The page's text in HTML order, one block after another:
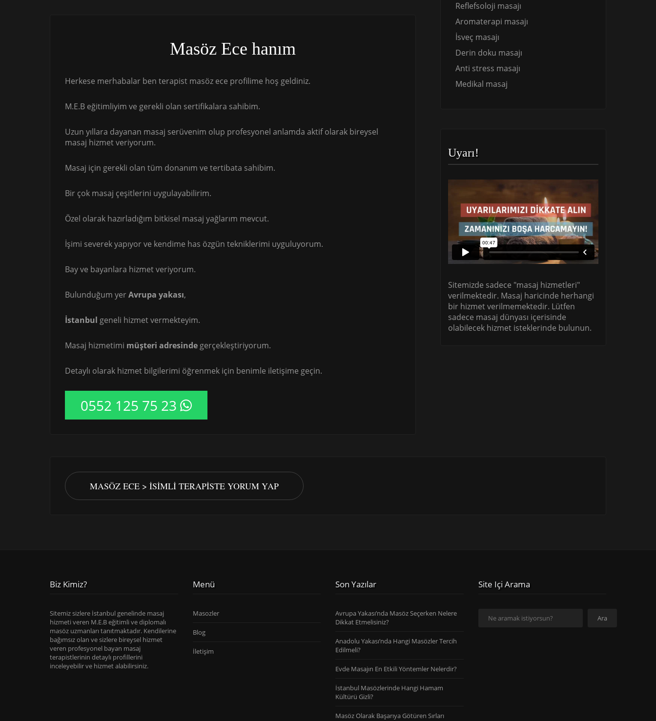
Masöz Ece hanım
Herkese merhabalar ben terapist masöz ece profilime hoş geldiniz.
M.E.B eğitimliyim ve gerekli olan sertifikalara sahibim.
Uzun yıllara dayanan masaj serüvenim olup profesyonel anlamda aktif olarak bireysel
masaj hizmet veriyorum.
Masaj için gerekli olan tüm donanım ve tertibata sahibim.
Bir çok masaj çeşitlerini uygulayabilirim.
Özel olarak hazırladığım bitkisel masaj yağlarım mevcut.
İşimi severek yapıyor ve kendime has özgün tekniklerimi uyguluyorum.
Bay ve bayanlara hizmet veriyorum.
Bulunduğum yerAvrupa yakası,
İstanbul geneli hizmet vermekteyim.
Masaj hizmetimi müşteri adresinde gerçekleştiriyorum.
Detaylı olarak hizmet bilgilerimi öğrenmek için benimle iletişime geçin.
0552 125 75 23
Reflefsoloji masajı
Aromaterapi masajı
İsveç masajı
Derin doku masajı
Anti stress masajı
Medikal masaj
Uyarı!
Sitemizde sadece "masaj hizmetleri"
verilmektedir. Masaj haricinde herhangi
bir hizmet verilmemektedir. Lütfen
sadece masaj dünyası içerisinde
olabilecek hizmet isteklerinde bulunun.
MASÖZ ECE > İSIMLI TERAPISTE YORUM YAP
Biz Kimiz?
Sitemiz sizlere İstanbul genelinde masaj
hizmeti veren M.E.B eğitimli ve diplomalı
masöz uzmanları tanıtmaktadır. Kendilerine
bağımsız olan ve sizlere bireysel hizmet
veren profesyonel bayan masaj
terapistlerinin detaylı profillerini
inceleyebilir ve hizmet alabilirsiniz.
Menü
Masozler
Blog
İletişim
Son Yazılar
Avrupa Yakası’nda Masöz Seçerken Nelere
Dikkat Etmelisiniz?
Anadolu Yakası’nda Hangi Masözler Tercih
Edilmeli?
Evde Masajın En Etkili Yöntemler Nelerdir?
İstanbul Masözlerinde Hangi Hamam
Kültürü Gizli?
Masöz Olarak Başarıya Götüren Sırları
Site Içi Arama
Ara